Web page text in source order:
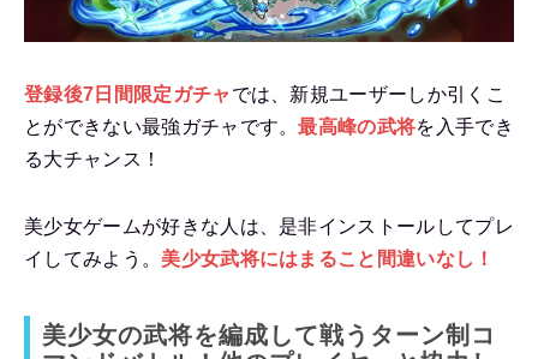
登録後7日間限定ガチャ では、新規ユーザーしか引くこ
とができない最強ガチャです。最高峰の武将を入手でき
る大チャンス！
美少女ゲームが好きな人は、是非インストールしてプレ
イしてみよう。 美少女武将にはまること間違いなし！
美少女の武将を編成して戦うターン制コ